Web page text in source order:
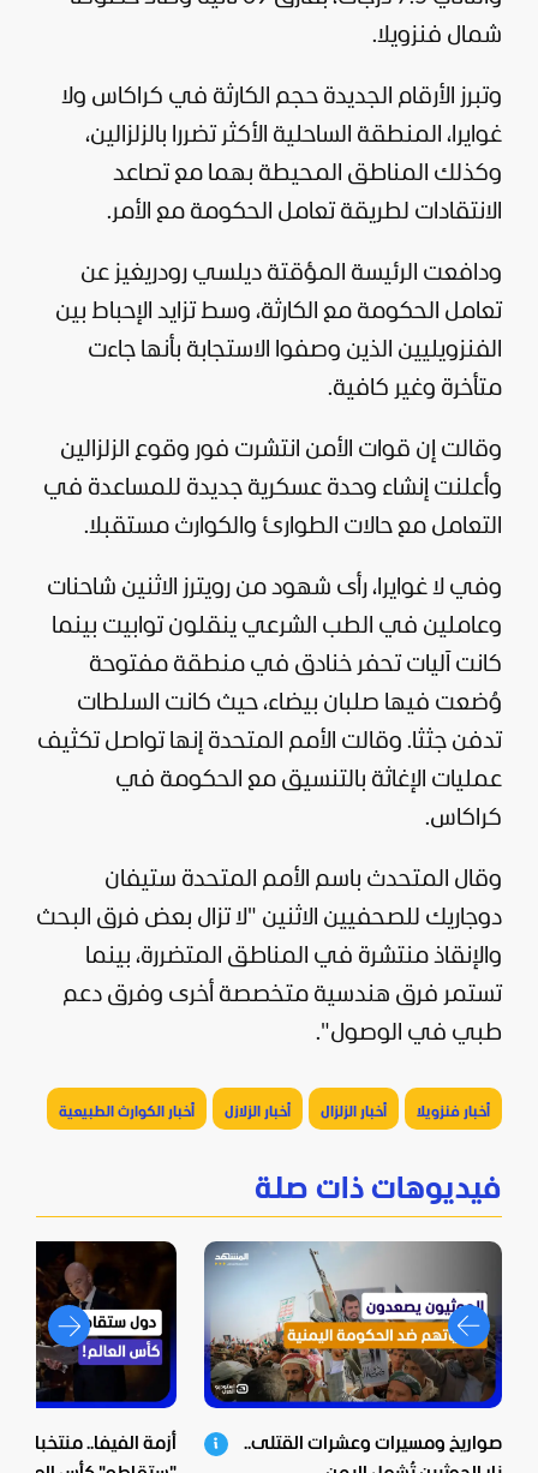
شمال فنزويلا.
وتبرز الأرقام الجديدة حجم الكارثة في كراكاس ولا
غوايرا، المنطقة الساحلية الأكثر تضررا بالزلزالين،
وكذلك المناطق المحيطة بهما مع تصاعد
الانتقادات لطريقة تعامل الحكومة مع الأمر.
ودافعت الرئيسة المؤقتة ديلسي رودريغيز عن
تعامل الحكومة مع الكارثة، وسط تزايد الإحباط بين
الفنزويليين الذين وصفوا الاستجابة بأنها جاءت
متأخرة وغير كافية.
وقالت إن قوات الأمن انتشرت فور وقوع الزلزالين
وأعلنت إنشاء وحدة عسكرية جديدة للمساعدة في
التعامل مع حالات الطوارئ والكوارث مستقبلا.
وفي لا غوايرا، رأى شهود من رويترز الاثنين شاحنات
وعاملين في الطب الشرعي ينقلون توابيت بينما
كانت آليات تحفر خنادق في منطقة مفتوحة
وُضعت فيها صلبان بيضاء، حيث كانت السلطات
تدفن جثثا. وقالت الأمم المتحدة إنها تواصل تكثيف
عمليات الإغاثة بالتنسيق مع الحكومة في
كراكاس.
وقال المتحدث باسم الأمم المتحدة ستيفان
دوجاريك للصحفيين الاثنين "لا تزال بعض فرق البحث
والإنقاذ منتشرة في المناطق المتضررة، بينما
تستمر فرق هندسية متخصصة أخرى وفرق دعم
طبي في الوصول".
أخبار فنزويلا أخبار الزلزال أخبار الزلازل أخبار الكوارث الطبيعية
فيديوهات ذات صلة
صواريخ ومسيرات وعشرات القتلى..
أزمة الفيفا.. منتخبات